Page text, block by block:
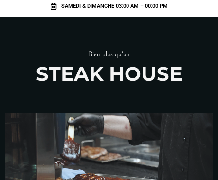
SAMEDI & DIMANCHE 03:00 AM – 00:00 PM
Bien plus qu'un
STEAK HOUSE